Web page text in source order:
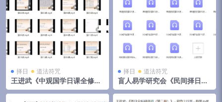
择日 道法符咒
王进武《中观国学日课全修研
修班、斗首 择日内部课程》17
集
择日 道法符咒
盲人易学研究会《民间择日》
课程16讲录音